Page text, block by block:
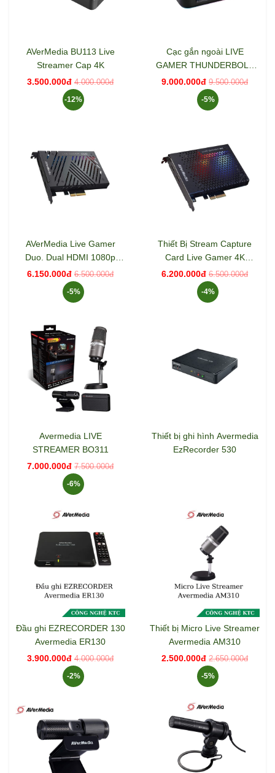
AVerMedia BU113 Live
Streamer Cap 4K
3.500.000đ 4.000.000đ
-12%
Cạc gắn ngoài LIVE
GAMER THUNDERBOLT
CAPTURE BOX Avermedia
GC555
9.000.000đ 9.500.000đ
-5%
AVerMedia Live Gamer
Duo. Dual HDMI 1080p
Video Capture Card
(GC570D)
6.150.000đ 6.500.000đ
-5%
Thiết Bị Stream Capture
Card Live Gamer 4K
AverMedia GC573
6.200.000đ 6.500.000đ
-4%
Avermedia LIVE
STREAMER BO311
7.000.000đ 7.500.000đ
-6%
Thiết bị ghi hình Avermedia
EzRecorder 530
Đầu ghi EZRECORDER 130
Avermedia ER130
3.900.000đ 4.000.000đ
-2%
Thiết bị Micro Live Streamer
Avermedia AM310
2.500.000đ 2.650.000đ
-5%